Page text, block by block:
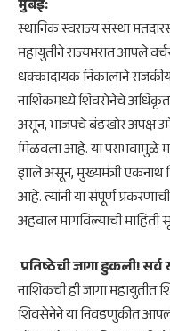
​मुंबई:
स्थानिक स्वराज्य संस्था
महायुतीने राज्यभरात आपले
धक्कादायक निकालाने
नाशिकमध्ये शिवसेनेचे अधिकृत
असून, भाजपचे बंडखोर अपक्ष
मिळवला आहे. या पराभवामुळे
झाले असून, मुख्यमंत्री एकनाथ
आहे. त्यांनी या संपूर्ण
अहवाल मागविल्याची
प्रतिष्ठेची जागा हुकली!
​नाशिकची ही जागा महायुतीत
शिवसेनेने या निवडणुकीत